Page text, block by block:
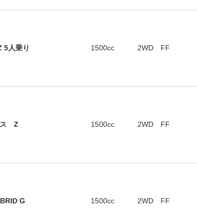
人乗り 1500cc 2WD FF
ス Z 1500cc 2WD FF
G 1500cc 2WD FF